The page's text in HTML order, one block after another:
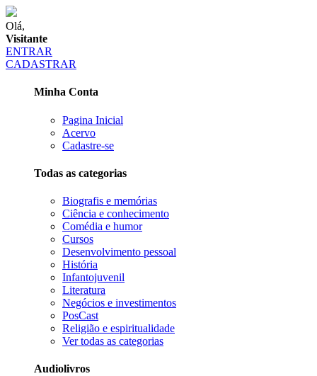
Olá,
Visitante
ENTRAR
CADASTRAR
Minha Conta
Pagina Inicial
Acervo
Cadastre-se
Todas as categorias
Biografis e memórias
Ciência e conhecimento
Comédia e humor
Cursos
Desenvolvimento pessoal
História
Infantojuvenil
Literatura
Negócios e investimentos
PosCast
Religião e espiritualidade
Ver todas as categorias
Audiolivros